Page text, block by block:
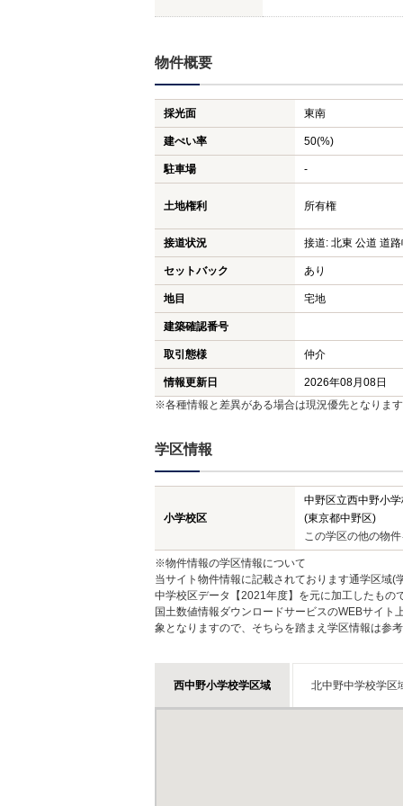
物件概要
採光面 東南
建ぺい率 50(%)
駐車場 -
土地権利 所有権
接道状況 接道: 北東 公道 道
セットバック あり
地目 宅地
建築確認番号
取引態様 仲介
情報更新日
2026年08月08日
※各種情報と差異がある場合は現況優先となります
学区情報
小学校区
中野区立西中野小
(東京都中野区)
この学区の他の物
※物件情報の学区情報について
当サイト物件情報に記載されております通学区域
中学校区データ【2021年度】を元に加工したもの
国土数値情報ダウンロードサービスのWEBサイ
象となりますので、そちらを踏まえ学区情報は参
西中野小学校学区域 北中野中学校学区